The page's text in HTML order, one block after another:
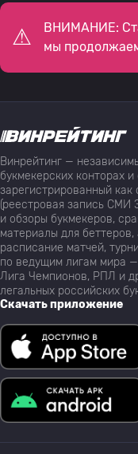
ВНИМАНИЕ:
мы
Винрейтинг —
букмекерских конторах
зарегистрированный
(реестровая запись
и обзоры букмекеров,
материалы для
расписание матчей,
по ведущим лигам мира
Лига Чемпионов, РПЛ и
легальных российских
Скачать приложение